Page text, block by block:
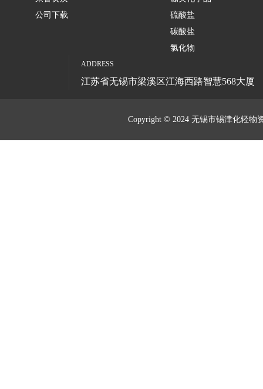
公司下载
硫酸盐
碳酸盐
氯化物
ADDRESS
江苏省无锡市梁溪区江海西路智慧568大厦
Copyright © 2024 无锡市锡津化轻